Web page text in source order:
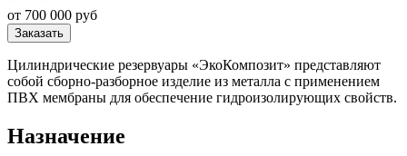
от 700 000 руб
Заказать
Цилиндрические резервуары «ЭкоКомпозит» представляют
собой сборно-разборное изделие из металла с применением
ПВХ мембраны для обеспечение гидроизолирующих свойств.
Назначение